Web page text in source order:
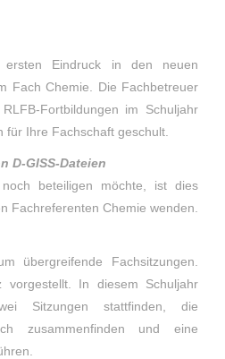
Eindruck in den neuen
Fach Chemie. Die Fachbetreuer
Fortbildungen im Schuljahr
für Ihre Fachschaft geschult.
D-GISS-Dateien
beteiligen möchte, ist dies
Fachreferenten Chemie wenden.
übergreifende Fachsitzungen.
vorgestellt. In diesem Schuljahr
Sitzungen stattfinden, die
zusammenfinden und eine